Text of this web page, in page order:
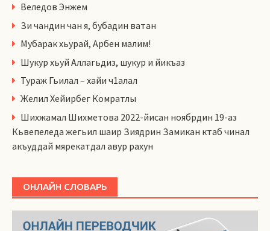
Веледов Энжем
Зи чандин чан я, бубадин ватан
Мубарак хьурай, Арбен малим!
Шукур хьуй Аллагьдиз, шукур и йикъаз
Тураж Гьилал – хайи ч1алал
Желил Хейирбег Комратлы
Шихжамал Шихметова 2022-йисан ноябрдин 19-аз
Кьвепеледа жегьил шаир Зиядрин Замикан ктаб чинал
акъуддай мярекатдал авур рахун
ОНЛАЙН СЛОВАРЬ